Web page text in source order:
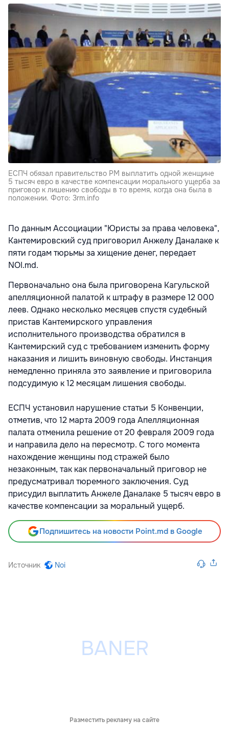
ЕСПЧ обязал правительство РМ выплатить одной женщине
5 тысяч евро в качестве компенсации морального ущерба за
приговор к лишению свободы в то время, когда она была в
положении. Фото: 3rm.info
По данным Ассоциации "Юристы за права человека",
Кантемировский суд приговорил Анжелу Даналаке к
пяти годам тюрьмы за хищение денег, передает
NOI.md.
Первоначально она была приговорена Кагульской
апелляционной палатой к штрафу в размере 12 000
леев. Однако несколько месяцев спустя судебный
пристав Кантемирского управления
исполнительного производства обратился в
Кантемирский суд с требованием изменить форму
наказания и лишить виновную свободы. Инстанция
немедленно приняла это заявление и приговорила
подсудимую к 12 месяцам лишения свободы.
ЕСПЧ установил нарушение статьи 5 Конвенции,
отметив, что 12 марта 2009 года Апелляционная
палата отменила решение от 20 февраля 2009 года
и направила дело на пересмотр. С того момента
нахождение женщины под стражей было
незаконным, так как первоначальный приговор не
предусматривал тюремного заключения. Суд
присудил выплатить Анжеле Даналаке 5 тысяч евро в
качестве компенсации за моральный ущерб.
Подпишитесь на новости Point.md в Google
Источник Noi
Разместить рекламу на сайте